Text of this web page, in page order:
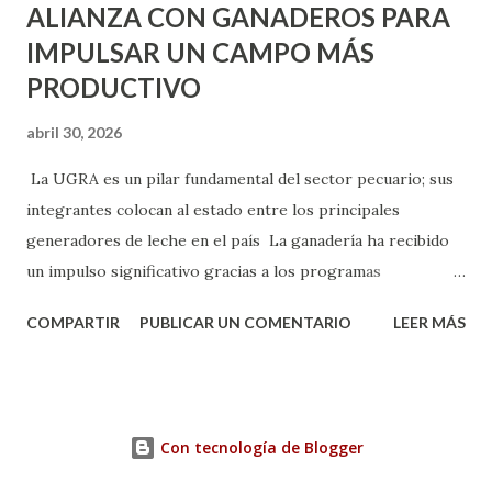
ALIANZA CON GANADEROS PARA
IMPULSAR UN CAMPO MÁS
PRODUCTIVO
abril 30, 2026
La UGRA es un pilar fundamental del sector pecuario; sus
integrantes colocan al estado entre los principales
generadores de leche en el país La ganadería ha recibido
un impulso significativo gracias a los programas
muestra de su respaldo firme y decidido al campo, la
compromiso de trabajar de la mano con los productores
COMPARTIR PUBLICAR UN COMENTARIO LEER MÁS
Con tecnología de Blogger